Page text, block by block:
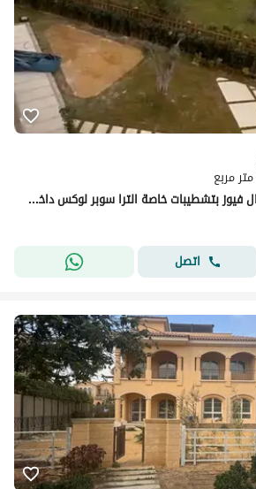
فيلا للبيع في كمبوند وصال فيوز بتشطيبات خاصة الترا سوبر لوكس داخل الكمبوند وإطلالة مباشرة على وايد جاردن ولاند اسكيب
اتصل